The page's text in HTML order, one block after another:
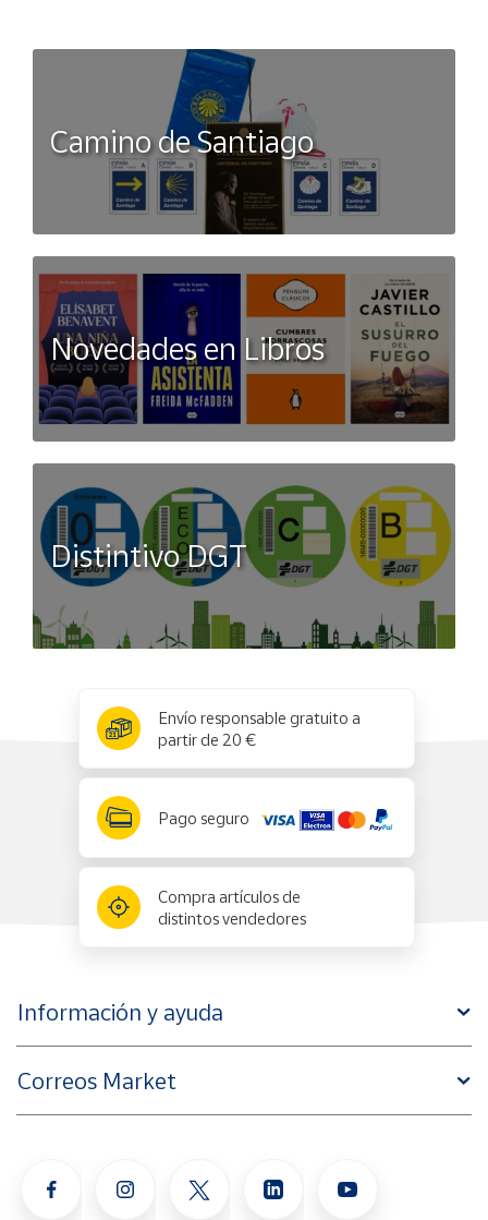
Camino de Santiago
Novedades en Libros
Distintivo DGT
Envío responsable gratuito a
partir de 20 €
Pago seguro
Compra artículos de
distintos vendedores
Información y ayuda
Correos Market